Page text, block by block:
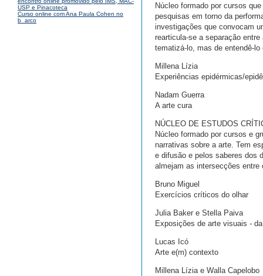
USP e Pinacoteca
Curso online com Ana Paula Cohen no
b_arco
Núcleo formado por cursos
pesquisas em torno da
investigações que convocam
rearticula-se a separação
tematizá-lo, mas de entendê-lo
Millena Lízia
Experiências epidérmicas/
Nadam Guerra
A arte cura
NÚCLEO DE ESTUDOS
Núcleo formado por cursos e
narrativas sobre a arte. Tem
e difusão e pelos saberes dos
almejam as intersecções
Bruno Miguel
Exercícios críticos do olhar
Julia Baker e Stella Paiva
Exposições de arte visuais -
Lucas Icó
Arte e(m) contexto
Millena Lízia e Walla Capelobo